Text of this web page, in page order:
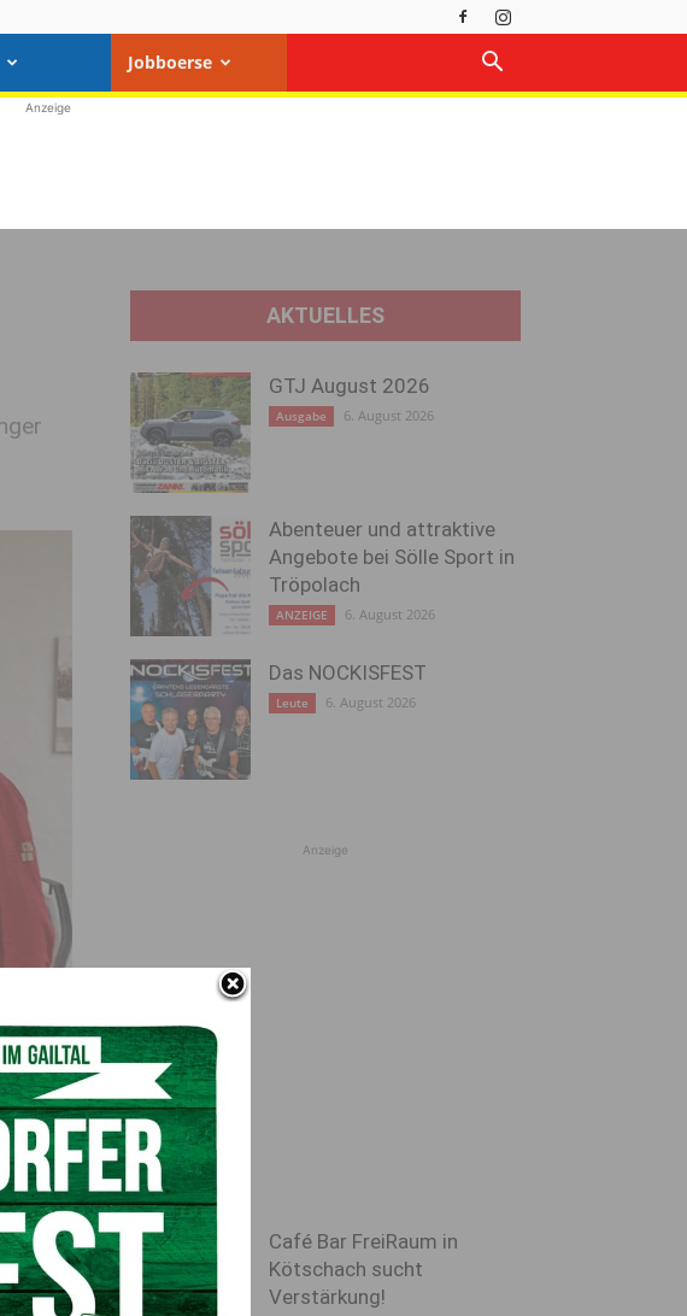
Jobboerse
Anzeige
AKTUELLES
GTJ August 2026
Ausgabe 6. August 2026
Abenteuer und attraktive
Angebote bei Sölle Sport in
Tröpolach
ANZEIGE 6. August 2026
Das NOCKISFEST
Leute 6. August 2026
Anzeige
Café Bar FreiRaum in
Kötschach sucht
Verstärkung!